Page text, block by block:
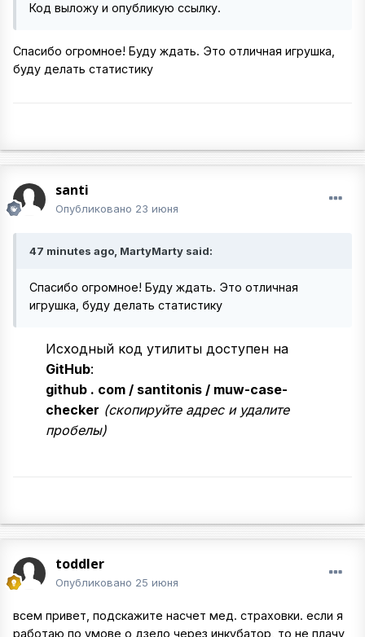
Код выложу и опубликую ссылку.
Спасибо огромное! Буду ждать. Это отличная игрушка,
буду делать статистику
santi
Опубликовано 23 июня
47 minutes ago, MartyMarty said:
Спасибо огромное! Буду ждать. Это отличная
игрушка, буду делать статистику
Исходный код утилиты доступен на
GitHub:
github . com / santitonis / muw-case-
checker (скопируйте адрес и удалите
пробелы)
toddler
Опубликовано 25 июня
всем привет, подскажите насчет мед. страховки. если я
работаю по умове о дзело через инкубатор, то не плачу